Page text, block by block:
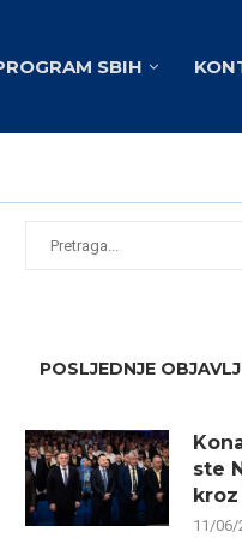
SBIH
POSLJEDNJE
ste
kroz
11/06/